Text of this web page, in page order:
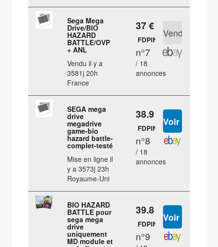
Sega Mega
Drive/BIO
HAZARD
BATTLE/OVP
+ ANL
Vendu il y a
3581j 20h
France
37 €
FDPIN
n°7
/ 18
annonces
SEGA mega
drive
megadrive
game-bio
hazard battle-
complet-testé
Mise en ligne il
y a 3573j 23h
Royaume-Uni
38.9 €
FDPIN
n°8
/ 18
annonces
BIO HAZARD
BATTLE pour
sega mega
drive
uniquement
MD module et
39.8 €
FDPIN
n°9